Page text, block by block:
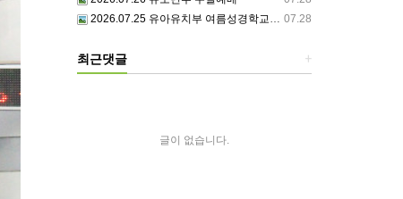
07.28
2026.07.25 유아유치부 여름성경학교 1일차(2)
+
최근댓글
글이 없습니다.